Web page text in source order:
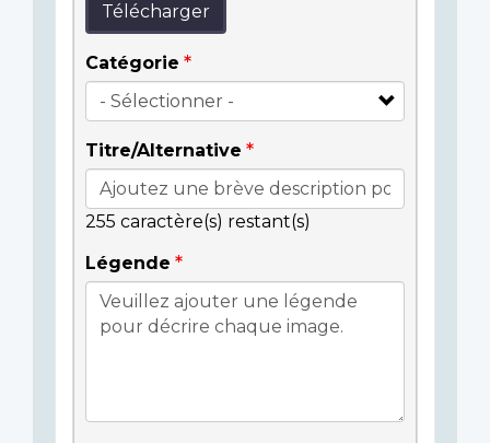
Télécharger
Catégorie
Titre/Alternative
255 caractère(s) restant(s)
Légende